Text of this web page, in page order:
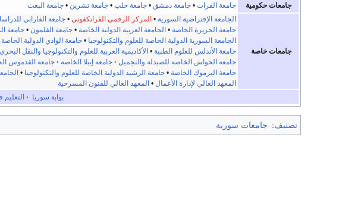
جامعات حكومية جامعة الفرات •جامعة دمشق •جامعة حلب •جامعة تشرين •جامعة البعث
جامعات خاصة
الجامعة الإفتراضية السورية •المركز الرقمي الفرانكفوني •جامعة الفارابي
جامعة الجزيرة الخاصة •الجامعة العربية الدولية الخاصة •جامعة القلمون •جامعة
الجامعة السورية الدولية الخاصة للعلوم والتكنولوجيا •جامعة الوادي الدولية الخاصة
جامعة الأندلس للعلوم الطبية •الأكاديمية العربية للعلوم والتكنولوجيا والنقل البحري
جامعة الحواش الخاصة للصيدلة والتجميل · جامعة إيبلا الخاصة · جامعة القدموس
جامعة اليرموك الخاصة •جامعة الرشيد الدولية الخاصة للعلوم والتكنولوجيا •
المعهد العالي لإدارة الأعمال •المعهد العالي للفنون المسرحية
بوابة سوريا ·
تصنيف: جامعات سورية